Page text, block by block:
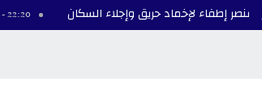
حريق وإجلاء السكان 22:20 - 2026/08/09